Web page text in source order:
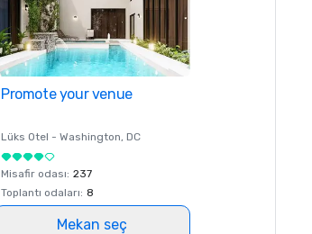
Promote your venue
Lüks Otel - Washington, DC
Misafir odası: 237
Toplantı odaları: 8
Mekan seç